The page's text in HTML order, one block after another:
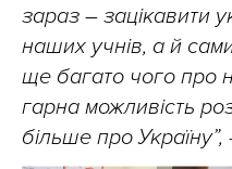
зараз – зацікавити
наших учнів, а й
ще багато чого про
гарна можливість
більше про Україну”,